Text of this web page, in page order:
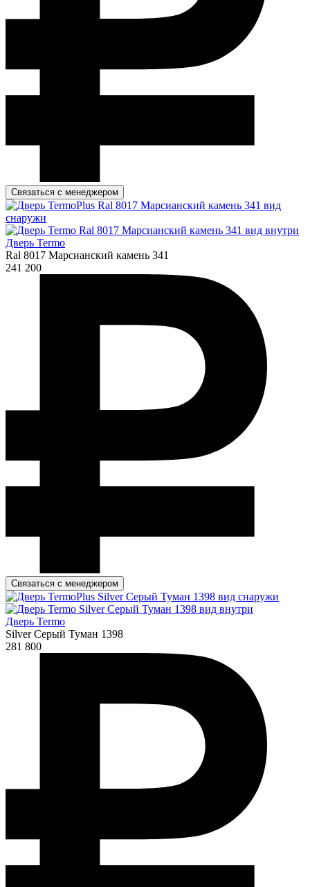
Связаться с менеджером
Дверь Termo
Ral 8017 Марсианский камень 341
241 200
Связаться с менеджером
Дверь Termo
Silver Серый Туман 1398
281 800